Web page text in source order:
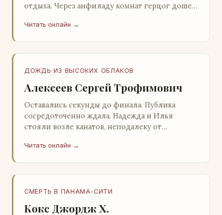
отдыха. Через анфиладу комнат герцог дошел
во…
Читать онлайн →
ДОЖДЬ ИЗ ВЫСОКИХ ОБЛАКОВ
Алексеев Сергей Трофимович
Оставались секунды до финала. Публика
сосредоточенно ждала. Надежда и Илья
стояли возле канатов, неподалеку от
прочей публики, …
Читать онлайн →
СМЕРТЬ В ПАНАМА-СИТИ
Кокс Джордж Х.